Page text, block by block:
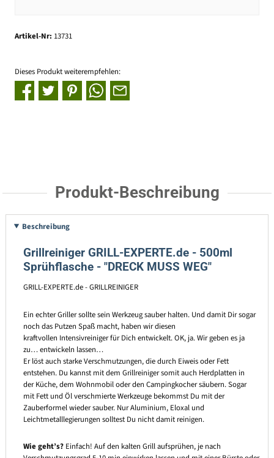
Artikel-Nr: 13731
Dieses Produkt weiterempfehlen:
Produkt-Beschreibung
Beschreibung
Grillreiniger GRILL-EXPERTE.de - 500ml
Sprühflasche - "DRECK MUSS WEG"
GRILL-EXPERTE.de - GRILLREINIGER
Ein echter Griller sollte sein Werkzeug sauber halten. Und damit Dir sogar
noch das Putzen Spaß macht, haben wir diesen
kraftvollen Intensivreiniger für Dich entwickelt. OK, ja. Wir geben es ja
zu… entwickeln lassen…
Er löst auch starke Verschmutzungen, die durch Eiweis oder Fett
entstehen. Du kannst mit dem Grillreiniger somit auch Herdplatten in
der Küche, dem Wohnmobil oder den Campingkocher säubern. Sogar
mit Fett und Öl verschmierte Werkzeuge bekommst Du mit der
Zauberformel wieder sauber. Nur Aluminium, Eloxal und
Leichtmetalllegierungen solltest Du nicht damit reinigen.
Wie geht’s?Einfach! Auf den kalten Grill aufsprühen, je nach